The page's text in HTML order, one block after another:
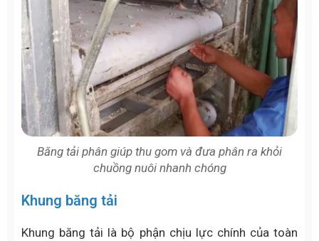
Băng tải phân giúp thu gom và đưa phân ra khỏi
chuồng nuôi nhanh chóng
Khung băng tải
Khung băng tải là bộ phận chịu lực chính của toàn